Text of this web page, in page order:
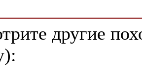
другие